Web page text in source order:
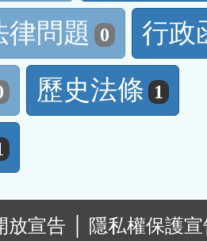
律問題 0
行政
歷史法條 1
放宣告
隱私權保護